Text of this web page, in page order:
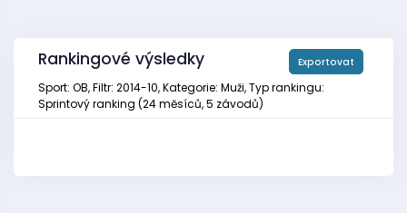
Rankingové výsledky Exportovat
Sport: OB, Filtr: 2014-10, Kategorie: Muži, Typ rankingu:
Sprintový ranking (24 měsíců, 5 závodů)